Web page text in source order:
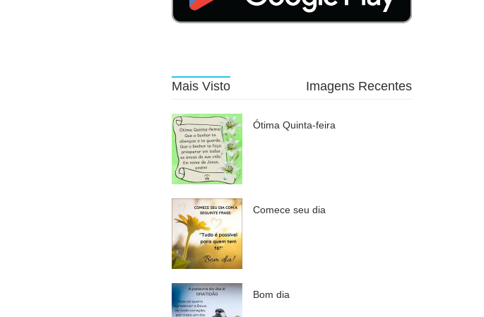
Mais Visto Imagens Recentes
Ótima Quinta-feira
Comece seu dia
Bom dia